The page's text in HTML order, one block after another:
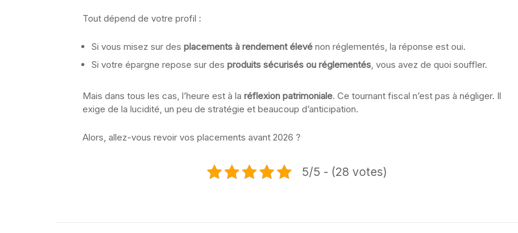
Tout dépend de votre profil :
Si vous misez sur des placements à rendement élevé non réglementés, la réponse est oui.
Si votre épargne repose sur des produits sécurisés ou réglementés , vous avez de quoi souffler.
Mais dans tous les cas, l’heure est à la réflexion patrimoniale. Ce tournant fiscal n’est pas à négliger. Il
exige de la lucidité, un peu de stratégie et beaucoup d’anticipation.
Alors, allez-vous revoir vos placements avant 2026 ?
5/5 - (28 votes)